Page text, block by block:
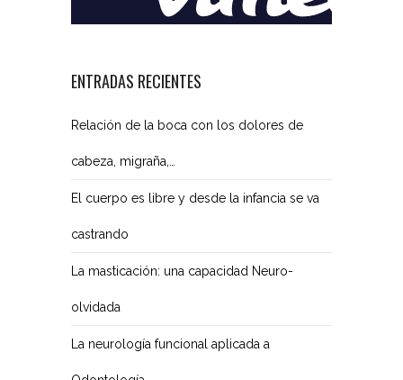
ENTRADAS RECIENTES
Relación de la boca con los dolores de
cabeza, migraña,…
El cuerpo es libre y desde la infancia se va
castrando
La masticación: una capacidad Neuro-
olvidada
La neurología funcional aplicada a